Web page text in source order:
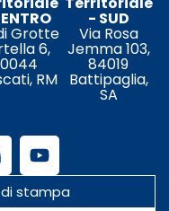
Grotte
6,
RM
- SUD
Via Rosa
Jemma 103,
84019
Battipaglia,
SA
stampa